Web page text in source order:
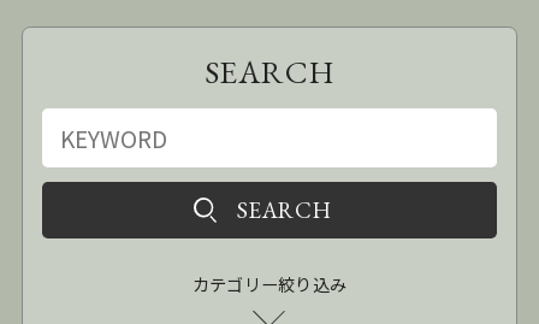
SEARCH
カテゴリー絞り込み